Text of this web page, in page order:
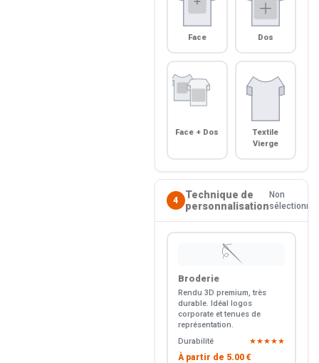
Face Dos
Face + Dos
Textile
Vierge
4
Technique de
personnalisation
Non
sélectionné
🪡
Broderie
Rendu 3D premium, très
durable. Idéal logos
corporate et tenues de
représentation.
Durabilité
★★★★★
À partir de 5.00 €